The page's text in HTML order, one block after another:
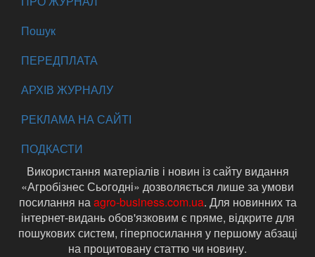
Пошук
ПЕРЕДПЛАТА
АРХІВ ЖУРНАЛУ
РЕКЛАМА НА САЙТІ
ПОДКАСТИ
Використання матеріалів і новин із сайту видання
«Агробізнес Сьогодні» дозволяється лише за умови
посилання наagro-business.com.ua. Для новинних та
інтернет-видань обов'язковим є пряме, відкрите для
пошукових систем, гіперпосилання у першому абзаці
на процитовану статтю чи новину.